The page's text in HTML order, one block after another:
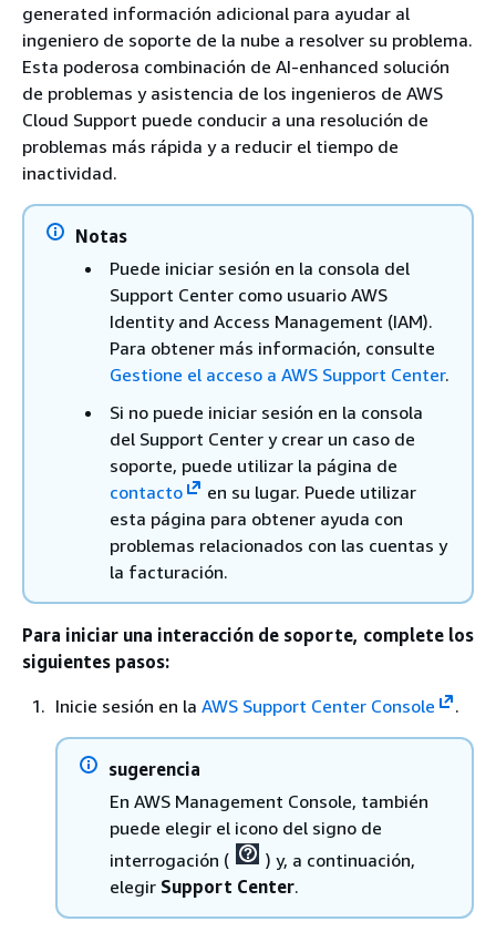
generated información adicional para ayudar al
ingeniero de soporte de la nube a resolver su problema.
Esta poderosa combinación de AI-enhanced solución
de problemas y asistencia de los ingenieros de AWS
Cloud Support puede conducir a una resolución de
problemas más rápida y a reducir el tiempo de
inactividad.
Notas
Puede iniciar sesión en la consola del
Support Center como usuario AWS
Identity and Access Management (IAM).
Para obtener más información, consulte
Gestione el acceso a AWS Support Center.
Si no puede iniciar sesión en la consola
del Support Center y crear un caso de
soporte, puede utilizar la página de
contacto
en su lugar. Puede utilizar
esta página para obtener ayuda con
problemas relacionados con las cuentas y
la facturación.
Para iniciar una interacción de soporte, complete los
siguientes pasos:
Inicie sesión en la AWS Support Center Console .
sugerencia
En AWS Management Console, también
puede elegir el icono del signo de
interrogación (
) y, a continuación,
elegir Support Center.